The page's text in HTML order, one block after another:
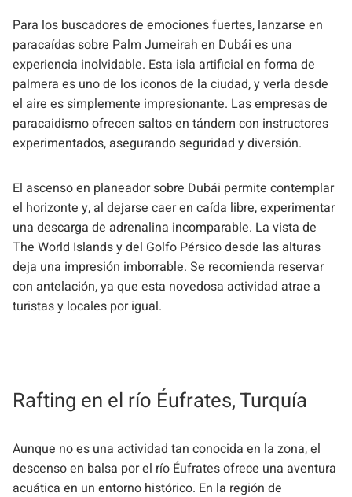
Para los buscadores de emociones fuertes, lanzarse en
paracaídas sobre Palm Jumeirah en Dubái es una
experiencia inolvidable. Esta isla artificial en forma de
palmera es uno de los iconos de la ciudad, y verla desde
el aire es simplemente impresionante. Las empresas de
paracaidismo ofrecen saltos en tándem con instructores
experimentados, asegurando seguridad y diversión.
El ascenso en planeador sobre Dubái permite contemplar
el horizonte y, al dejarse caer en caída libre, experimentar
una descarga de adrenalina incomparable. La vista de
The World Islands y del Golfo Pérsico desde las alturas
deja una impresión imborrable. Se recomienda reservar
con antelación, ya que esta novedosa actividad atrae a
turistas y locales por igual.
Rafting en el río Éufrates, Turquía
Aunque no es una actividad tan conocida en la zona, el
descenso en balsa por el río Éufrates ofrece una aventura
acuática en un entorno histórico. En la región de